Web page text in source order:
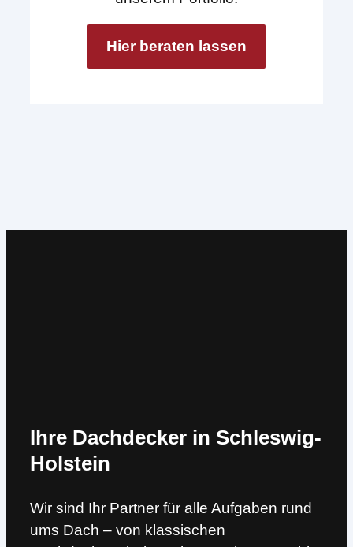
Hier beraten lassen
Ihre Dachdecker in Schleswig-
Holstein
Wir sind Ihr Partner für alle Aufgaben rund
ums Dach – von klassischen